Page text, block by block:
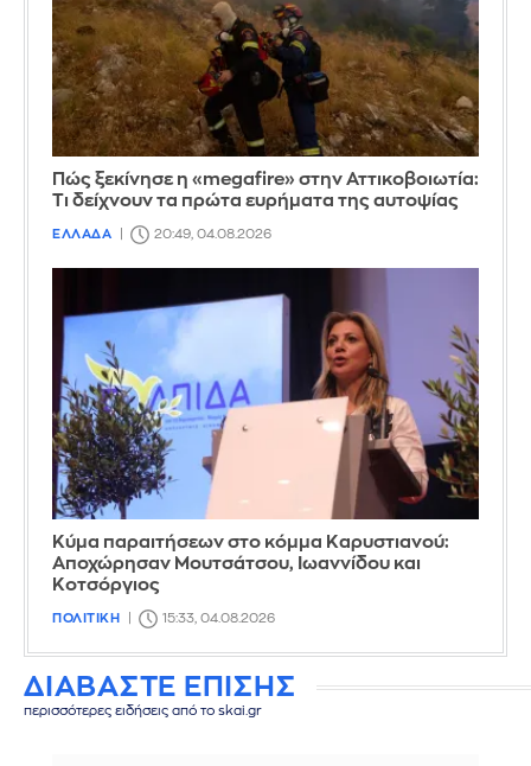
Πώς ξεκίνησε η «megafire» στην Αττικοβοιωτία:
Τι δείχνουν τα πρώτα ευρήματα της αυτοψίας
ΕΛΛΑΔΑ 20:49, 04.08.2026
Κύμα παραιτήσεων στο κόμμα Καρυστιανού:
Αποχώρησαν Μουτσάτσου, Ιωαννίδου και
Κοτσόργιος
ΠΟΛΙΤΙΚΗ 15:33, 04.08.2026
ΔΙΑΒΑΣΤΕ ΕΠΙΣΗΣ
περισσότερες ειδήσεις από το skai.gr